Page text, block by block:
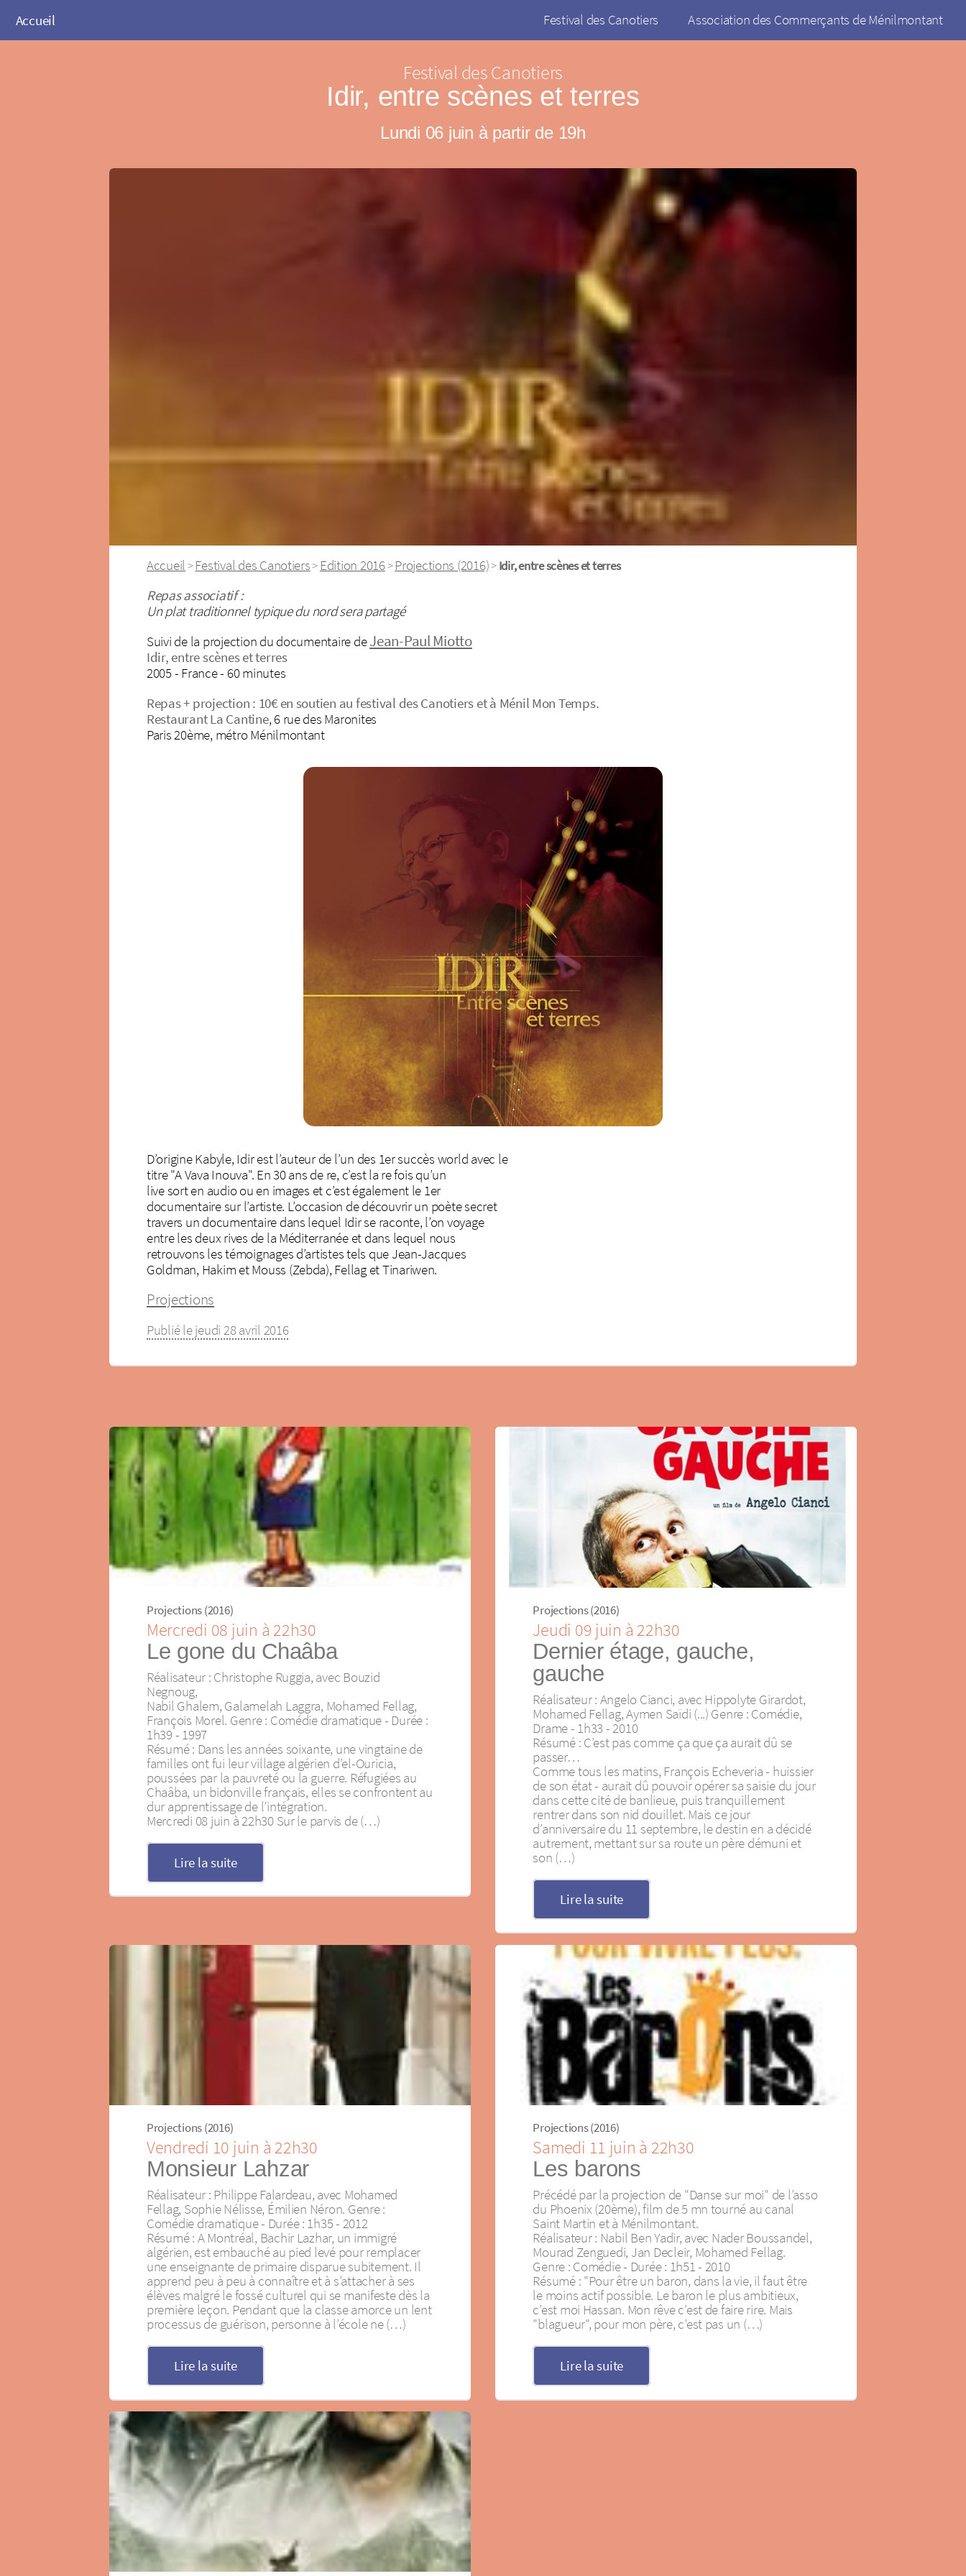
Accueil Festival des Canotiers Association des Commerçants de Ménilmontant
Festival des Canotiers
Idir, entre scènes et terres
Lundi 06 juin à partir de 19h
Accueil>Festival des Canotiers>Edition 2016>Projections (2016)>Idir, entre scènes et terres
Repas associatif :
Un plat traditionnel typique du nord sera partagé
Suivi de la projection du documentaire deJean-Paul Miotto
Idir, entre scènes et terres
2005 - France - 60 minutes
Repas + projection : 10€ en soutien au festival des Canotiers et à Ménil Mon Temps.
Restaurant La Cantine, 6 rue des Maronites
Paris 20ème, métro Ménilmontant
D’origine Kabyle, Idir est l’auteur de l’un des 1er succès world avec le
titre "A Vava Inouva". En 30 ans de re, c’est la re fois qu’un
live sort en audio ou en images et c’est également le 1er
documentaire sur l’artiste. L’occasion de découvrir un poète secret
travers un documentaire dans lequel Idir se raconte, l’on voyage
entre les deux rives de la Méditerranée et dans lequel nous
retrouvons les témoignages d’artistes tels que Jean-Jacques
Goldman, Hakim et Mouss (Zebda), Fellag et Tinariwen.
Projections
Publié le jeudi 28 avril 2016
Projections (2016)
Mercredi 08 juin à 22h30
Le gone du Chaâba
Réalisateur : Christophe Ruggia, avec Bouzid
Negnoug,
Nabil Ghalem, Galamelah Laggra, Mohamed Fellag,
François Morel. Genre : Comédie dramatique - Durée :
1h39 - 1997
Résumé : Dans les années soixante, une vingtaine de
familles ont fui leur village algérien d’el-Ouricia,
poussées par la pauvreté ou la guerre. Réfugiées au
Chaâba, un bidonville français, elles se confrontent au
dur apprentissage de l’intégration.
Mercredi 08 juin à 22h30 Sur le parvis de (…)
Lire la suite
Projections (2016)
Jeudi 09 juin à 22h30
Dernier étage, gauche,
gauche
Réalisateur : Angelo Cianci, avec Hippolyte Girardot,
Mohamed Fellag, Aymen Saïdi (...) Genre : Comédie,
Drame - 1h33 - 2010
Résumé : C’est pas comme ça que ça aurait dû se
passer…
Comme tous les matins, François Echeveria - huissier
de son état - aurait dû pouvoir opérer sa saisie du jour
dans cette cité de banlieue, puis tranquillement
rentrer dans son nid douillet. Mais ce jour
d’anniversaire du 11 septembre, le destin en a décidé
autrement, mettant sur sa route un père démuni et
son (…)
Lire la suite
Projections (2016)
Vendredi 10 juin à 22h30
Monsieur Lahzar
Réalisateur : Philippe Falardeau, avec Mohamed
Fellag, Sophie Nélisse, Émilien Néron. Genre :
Comédie dramatique - Durée : 1h35 - 2012
Résumé : A Montréal, Bachir Lazhar, un immigré
algérien, est embauché au pied levé pour remplacer
une enseignante de primaire disparue subitement. Il
apprend peu à peu à connaître et à s’attacher à ses
élèves malgré le fossé culturel qui se manifeste dès la
première leçon. Pendant que la classe amorce un lent
processus de guérison, personne à l’école ne (…)
Lire la suite
Projections (2016)
Samedi 11 juin à 22h30
Les barons
Précédé par la projection de "Danse sur moi" de l’asso
du Phoenix (20ème), film de 5 mn tourné au canal
Saint Martin et à Ménilmontant.
Réalisateur : Nabil Ben Yadir, avec Nader Boussandel,
Mourad Zenguedi, Jan Decleir, Mohamed Fellag.
Genre : Comédie - Durée : 1h51 - 2010
Résumé : "Pour être un baron, dans la vie, il faut être
le moins actif possible. Le baron le plus ambitieux,
c’est moi Hassan. Mon rêve c’est de faire rire. Mais
"blagueur", pour mon père, c’est pas un (…)
Lire la suite